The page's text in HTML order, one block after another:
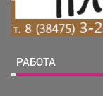
РАБОТА